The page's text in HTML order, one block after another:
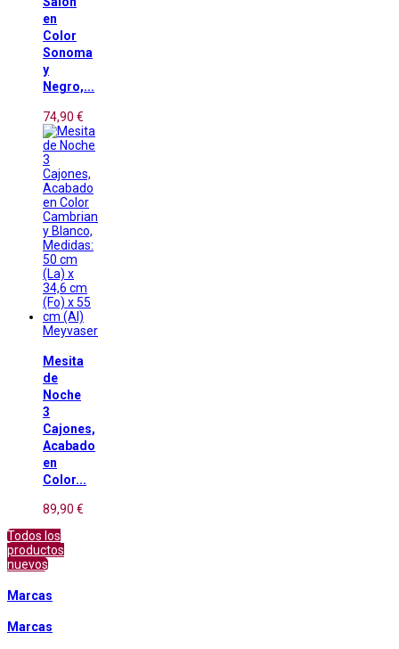
en
Color
Sonoma
y
Negro,...
74,90 €
Meyvaser
Mesita
de
Noche
3
Cajones,
Acabado
en
Color...
89,90 €
Todos los
productos
nuevos
Marcas
Marcas